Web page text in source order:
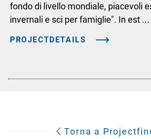
fondo di livello mondiale, piacevoli
invernali e sci per famiglie". In est ...
PROJECTDETAILS
Torna a